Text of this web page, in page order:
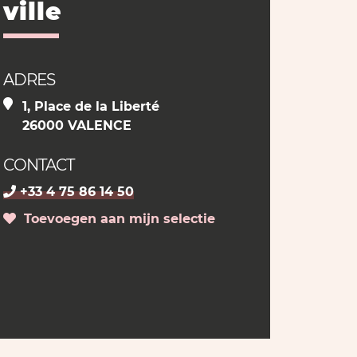
ville
ADRES
1, Place de la Liberté
26000 VALENCE
CONTACT
+33 4 75 86 14 50
Toevoegen aan mijn selectie